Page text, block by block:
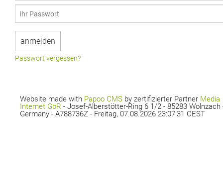
Passwort vergessen?
Website made with Papoo CMS by zertifizierter Partner Media
Internet GbR - Josef-Alberstötter-Ring 6 1/2 - 85283 Wolnzach
Germany - A788736Z - Freitag, 07.08.2026 23:07:31 CEST